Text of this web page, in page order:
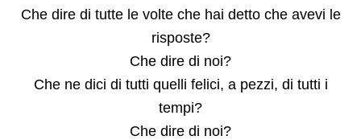
Che dire di tutte le volte che hai detto che avevi le
risposte?
Che dire di noi?
Che ne dici di tutti quelli felici, a pezzi, di tutti i
tempi?
Che dire di noi?